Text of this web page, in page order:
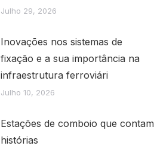
Julho 29, 2026
Inovações nos sistemas de
fixação e a sua importância na
infraestrutura ferroviári
Julho 10, 2026
Estações de comboio que contam
histórias